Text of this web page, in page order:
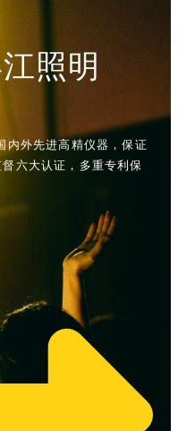
照明
内外先进高精仪器，保证
六大认证，多重专利保